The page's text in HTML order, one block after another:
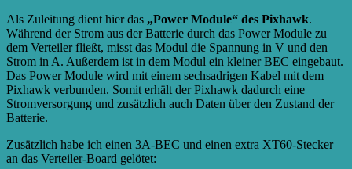
Als Zuleitung dient hier das „Power Module“ des Pixhawk.
Während der Strom aus der Batterie durch das Power Module zu
dem Verteiler fließt, misst das Modul die Spannung in V und den
Strom in A. Außerdem ist in dem Modul ein kleiner BEC eingebaut.
Das Power Module wird mit einem sechsadrigen Kabel mit dem
Pixhawk verbunden. Somit erhält der Pixhawk dadurch eine
Stromversorgung und zusätzlich auch Daten über den Zustand der
Batterie.
Zusätzlich habe ich einen 3A-BEC und einen extra XT60-Stecker
an das Verteiler-Board gelötet: